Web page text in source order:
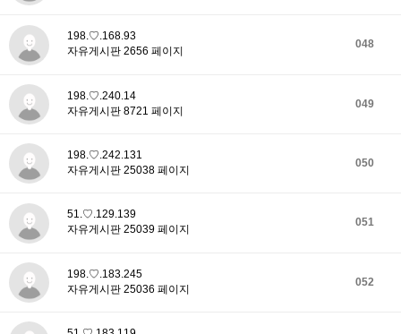
048
198.♡.168.93
자유게시판 2656 페이지
049
198.♡.240.14
자유게시판 8721 페이지
050
198.♡.242.131
자유게시판 25038 페이지
051
51.♡.129.139
자유게시판 25039 페이지
052
198.♡.183.245
자유게시판 25036 페이지